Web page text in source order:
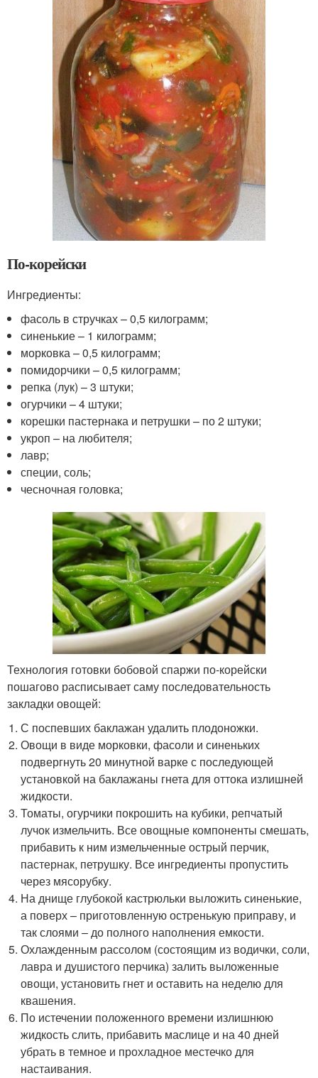
По-корейски
Ингредиенты:
фасоль в стручках – 0,5 килограмм;
синенькие – 1 килограмм;
морковка – 0,5 килограмм;
помидорчики – 0,5 килограмм;
репка (лук) – 3 штуки;
огурчики – 4 штуки;
корешки пастернака и петрушки – по 2 штуки;
укроп – на любителя;
лавр;
специи, соль;
чесночная головка;
Технология готовки бобовой спаржи по-корейски
пошагово расписывает саму последовательность
закладки овощей:
С поспевших баклажан удалить плодоножки.
Овощи в виде морковки, фасоли и синеньких
подвергнуть 20 минутной варке с последующей
установкой на баклажаны гнета для оттока излишней
жидкости.
Томаты, огурчики покрошить на кубики, репчатый
лучок измельчить. Все овощные компоненты смешать,
прибавить к ним измельченные острый перчик,
пастернак, петрушку. Все ингредиенты пропустить
через мясорубку.
На днище глубокой кастрюльки выложить синенькие,
а поверх – приготовленную остренькую приправу, и
так слоями – до полного наполнения емкости.
Охлажденным рассолом (состоящим из водички, соли,
лавра и душистого перчика) залить выложенные
овощи, установить гнет и оставить на неделю для
квашения.
По истечении положенного времени излишнюю
жидкость слить, прибавить маслице и на 40 дней
убрать в темное и прохладное местечко для
настаивания.